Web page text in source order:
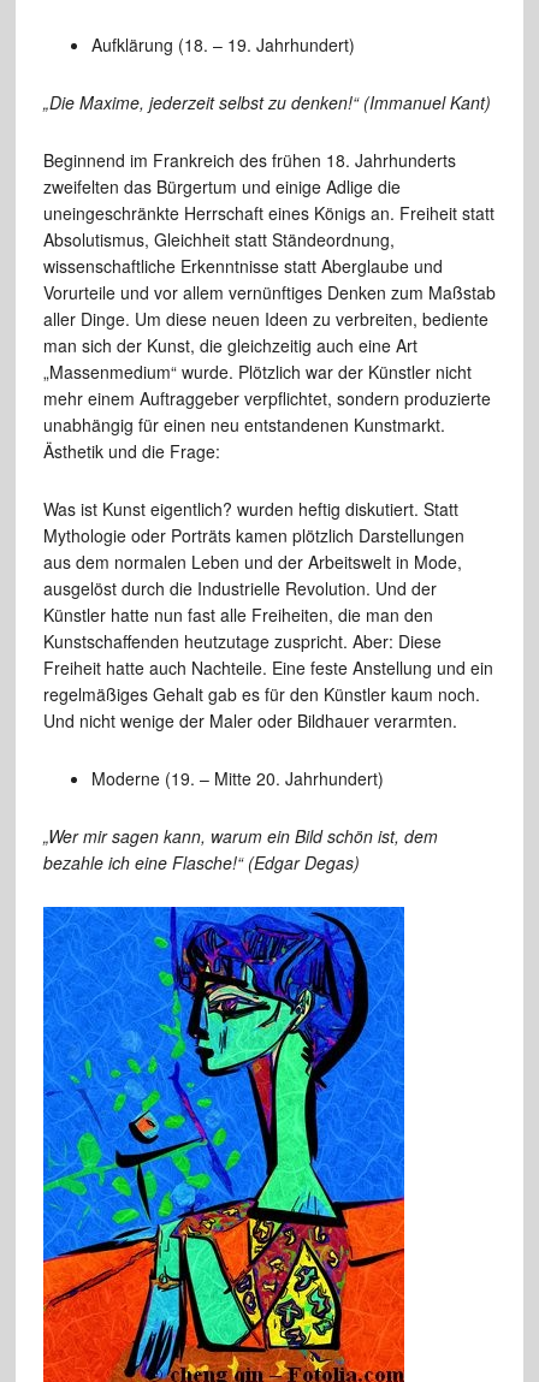
Aufklärung (18. – 19. Jahrhundert)
„Die Maxime, jederzeit selbst zu denken!“ (Immanuel Kant)
Beginnend im Frankreich des frühen 18. Jahrhunderts
zweifelten das Bürgertum und einige Adlige die
uneingeschränkte Herrschaft eines Königs an. Freiheit statt
Absolutismus, Gleichheit statt Ständeordnung,
wissenschaftliche Erkenntnisse statt Aberglaube und
Vorurteile und vor allem vernünftiges Denken zum Maßstab
aller Dinge. Um diese neuen Ideen zu verbreiten, bediente
man sich der Kunst, die gleichzeitig auch eine Art
„Massenmedium“ wurde. Plötzlich war der Künstler nicht
mehr einem Auftraggeber verpflichtet, sondern produzierte
unabhängig für einen neu entstandenen Kunstmarkt.
Ästhetik und die Frage:
Was ist Kunst eigentlich? wurden heftig diskutiert. Statt
Mythologie oder Porträts kamen plötzlich Darstellungen
aus dem normalen Leben und der Arbeitswelt in Mode,
ausgelöst durch die Industrielle Revolution. Und der
Künstler hatte nun fast alle Freiheiten, die man den
Kunstschaffenden heutzutage zuspricht. Aber: Diese
Freiheit hatte auch Nachteile. Eine feste Anstellung und ein
regelmäßiges Gehalt gab es für den Künstler kaum noch.
Und nicht wenige der Maler oder Bildhauer verarmten.
Moderne (19. – Mitte 20. Jahrhundert)
„Wer mir sagen kann, warum ein Bild schön ist, dem
bezahle ich eine Flasche!“ (Edgar Degas)